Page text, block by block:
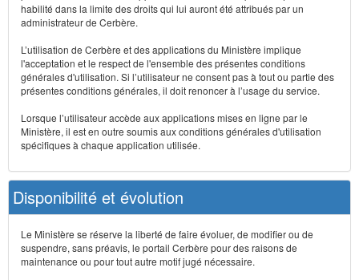
habilité dans la limite des droits qui lui auront été attribués par un
administrateur de Cerbère.
L’utilisation de Cerbère et des applications du Ministère implique
l'acceptation et le respect de l'ensemble des présentes conditions
générales d'utilisation. Si l’utilisateur ne consent pas à tout ou partie des
présentes conditions générales, il doit renoncer à l’usage du service.
Lorsque l’utilisateur accède aux applications mises en ligne par le
Ministère, il est en outre soumis aux conditions générales d'utilisation
spécifiques à chaque application utilisée.
Disponibilité et évolution
Le Ministère se réserve la liberté de faire évoluer, de modifier ou de
suspendre, sans préavis, le portail Cerbère pour des raisons de
maintenance ou pour tout autre motif jugé nécessaire.